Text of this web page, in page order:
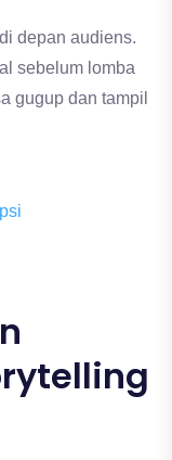
depan audiens.
sebelum lomba
gugup dan tampil